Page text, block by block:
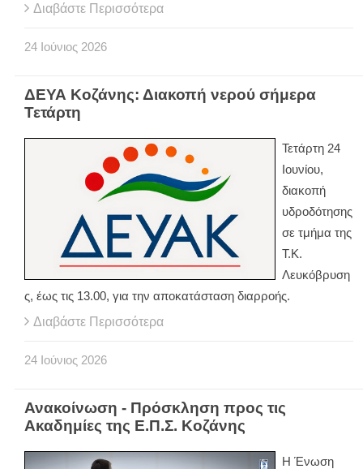
Διαβάστε Περισσότερα
24 Ιούνιος 2026
ΔΕΥΑ Κοζάνης: Διακοπή νερού σήμερα
Τετάρτη
Τετάρτη 24
Ιουνίου,
διακοπή
υδροδότησης
σε τμήμα της
Τ.Κ.
Λευκόβρυση
ς, έως τις 13.00, για την αποκατάσταση διαρροής.
Διαβάστε Περισσότερα
24 Ιούνιος 2026
Ανακοίνωση - Πρόσκληση προς τις
Ακαδημίες της Ε.Π.Σ. Κοζάνης
Η Ένωση